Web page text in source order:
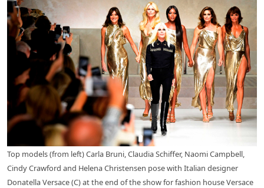
Top models (from left) Carla Bruni, Claudia Schiffer, Naomi Campbell,
Cindy Crawford and Helena Christensen pose with Italian designer
Donatella Versace (C) at the end of the show for fashion house Versace